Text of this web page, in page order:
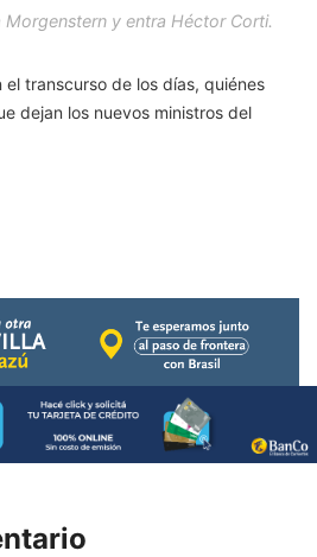
Morgenstern y entra Héctor Corti.
transcurso de los días, quiénes
dejan los nuevos ministros del